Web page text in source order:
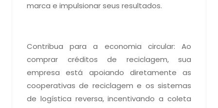
marca e impulsionar seus resultados.
Contribua para a economia circular: Ao
comprar créditos de reciclagem, sua
empresa está apoiando diretamente as
cooperativas de reciclagem e os sistemas
de logística reversa, incentivando a coleta